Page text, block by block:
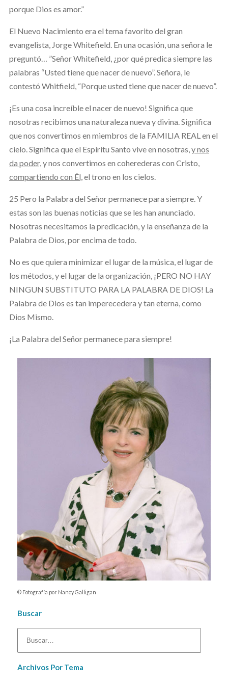
porque Dios es amor.”
El Nuevo Nacimiento era el tema favorito del gran
evangelista, Jorge Whitefield. En una ocasión, una señora le
preguntó… ”Señor Whitefield, ¿por qué predica siempre las
palabras “Usted tiene que nacer de nuevo”. Señora, le
contestó Whitfield, “Porque usted tiene que nacer de nuevo”.
¡Es una cosa increíble el nacer de nuevo! Significa que
nosotras recibimos una naturaleza nueva y divina. Significa
que nos convertimos en miembros de la FAMILIA REAL en el
cielo. Significa que el Espíritu Santo vive en nosotras, y nos
da poder, y nos convertimos en coherederas con Cristo,
compartiendo con Él, el trono en los cielos.
25 Pero la Palabra del Señor permanece para siempre. Y
estas son las buenas noticias que se les han anunciado.
Nosotras necesitamos la predicación, y la enseñanza de la
Palabra de Dios, por encima de todo.
No es que quiera minimizar el lugar de la música, el lugar de
los métodos, y el lugar de la organización, ¡PERO NO HAY
NINGUN SUBSTITUTO PARA LA PALABRA DE DIOS! La
Palabra de Dios es tan imperecedera y tan eterna, como
Dios Mismo.
¡La Palabra del Señor permanece para siempre!
© Fotografía por Nancy Galligan
Buscar
Archivos Por Tema